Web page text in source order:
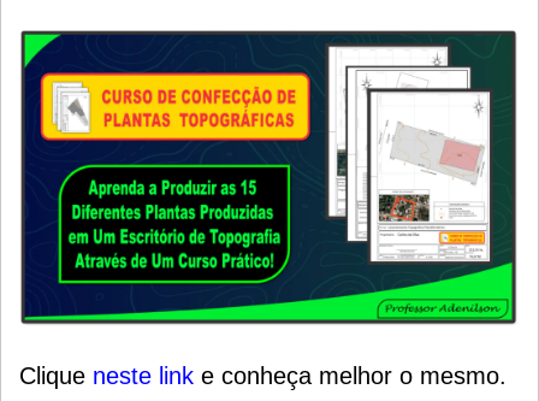
Clique neste link e conheça melhor o mesmo.